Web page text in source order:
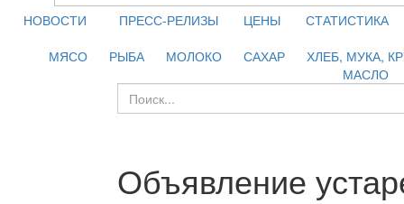
НОВОСТИ ПРЕСС-РЕЛИЗЫ ЦЕНЫ
СТАТИСТИКА
МЯСО
РЫБА МОЛОКО САХАР
ХЛЕБ, МУКА,
МАСЛО
Объявление